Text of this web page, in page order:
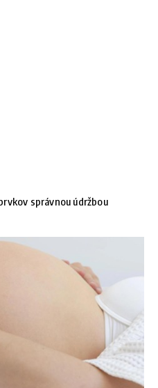
správnou údržbou